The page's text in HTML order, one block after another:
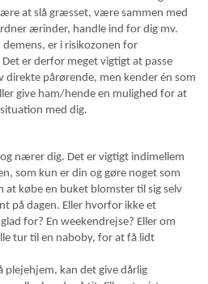
at slå græsset, være sammen med
ærinder, handle ind for dig mv.
er i risikozonen for
er derfor meget vigtigt at passe
direkte pårørende, men kender én som
give ham/hende en mulighed for at
med dig.
nærer dig. Det er vigtigt indimellem
som kun er din og gøre noget som
at købe en buket blomster til sig selv
på dagen. Eller hvorfor ikke et
for? En weekendrejse? Eller om
tur til en naboby, for at få lidt
plejehjem, kan det give dårlig